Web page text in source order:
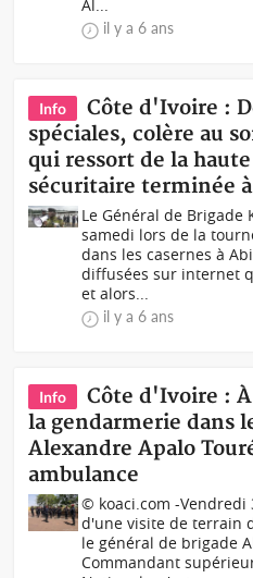
Al...
il y a 6 ans
Info
Côte d'Ivoire :
spéciales, colère au
qui ressort de la
sécuritaire terminée
Le Général de Brigade
samedi lors de la
dans les casernes à
diffusées sur internet
et alors...
il y a 6 ans
Info
Côte d'Ivoire :
la gendarmerie dans
Alexandre Apalo
ambulance
© koaci.com -Vendredi
d'une visite de terrain
le général de brigade
Commandant